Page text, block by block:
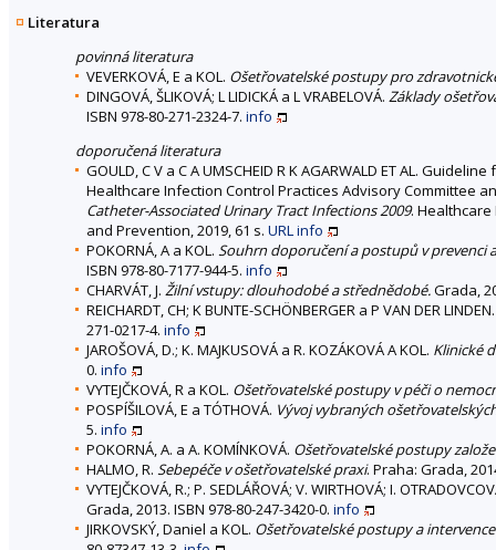
Literatura
povinná literatura
VEVERKOVÁ, E a KOL. Ošetřovatelské postupy pro
DINGOVÁ, ŠLIKOVÁ; L LIDICKÁ a L VRABELOVÁ. Základy
ISBN 978-80-271-2324-7. info
doporučená literatura
GOULD, C V a C A UMSCHEID R K AGARWALD ET AL.
Healthcare Infection Control Practices Advisory Committee
Catheter-Associated Urinary Tract Infections 2009. Healthcare
and Prevention, 2019, 61 s. URLinfo
POKORNÁ, A a KOL. Souhrn doporučení a postupů v prevenci
ISBN 978-80-7177-944-5. info
CHARVÁT, J. Žilní vstupy: dlouhodobé a střednědobé.Grada,
REICHARDT, CH; K BUNTE-SCHÖNBERGER a P VAN DER
271-0217-4. info
JAROŠOVÁ, D.; K. MAJKUSOVÁ a R. KOZÁKOVÁ A KOL. Klinické
0. info
VYTEJČKOVÁ, R a KOL. Ošetřovatelské postupy v péči o
POSPÍŠILOVÁ, E a TÓTHOVÁ. Vývoj vybraných
5. info
POKORNÁ, A. a A. KOMÍNKOVÁ. Ošetřovatelské postupy
HALMO, R. Sebepéče v ošetřovatelské praxi. Praha: Grada,
VYTEJČKOVÁ, R.; P. SEDLÁŘOVÁ; V. WIRTHOVÁ; I.
Grada, 2013. ISBN 978-80-247-3420-0. info
JIRKOVSKÝ, Daniel a KOL. Ošetřovatelské postupy a